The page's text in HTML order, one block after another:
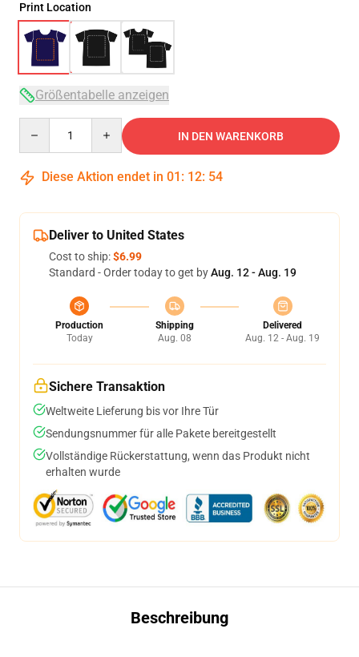
Print Location
Größentabelle anzeigen
IN DEN WARENKORB
Diese Aktion endet in 01 : 12: 54
Deliver to United States
Cost to ship:$6.99
Standard - Order today to get byAug. 12 - Aug. 19
Production
Today
Shipping
Aug. 08
Delivered
Aug. 12 - Aug. 19
Sichere Transaktion
Weltweite Lieferung bis vor Ihre Tür
Sendungsnummer für alle Pakete bereitgestellt
Vollständige Rückerstattung, wenn das Produkt nicht
erhalten wurde
Beschreibung